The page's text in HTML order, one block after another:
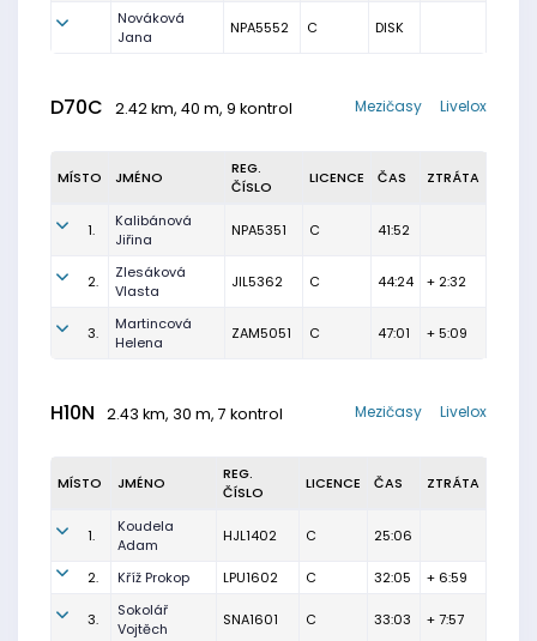
Nováková
Jana
NPA5552 C DISK
D70C 2.42 km, 40 m, 9 kontrol Livelox
Mezičasy
MÍSTO JMÉNO
REG.
ČÍSLO
LICENCE ČAS ZTRÁTA
1.
Kalibánová
Jiřina
NPA5351 C 41:52
2.
Zlesáková
Vlasta
JIL5362 C 44:24 + 2:32
3.
Martincová
Helena
ZAM5051 C 47:01 + 5:09
H10N 2.43 km, 30 m, 7 kontrol Livelox
Mezičasy
MÍSTO JMÉNO
REG.
ČÍSLO
LICENCE ČAS ZTRÁTA
1.
Koudela
Adam
HJL1402 C 25:06
2. Kříž Prokop LPU1602 C 32:05 + 6:59
3.
Sokolář
Vojtěch
SNA1601 C 33:03 + 7:57